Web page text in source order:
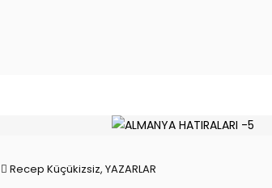
Recep Küçükizsiz,YAZARLAR